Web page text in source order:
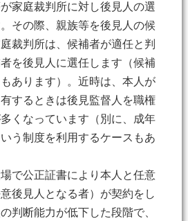
家庭裁判所に対し後見人の選
その際、親族等を後見人の候
裁判所は、候補者が適任と判
を後見人に選任します（候補
あります）。近時は、本人が
するときは後見監督人を職権
くなっています（別に、成年
う制度を利用するケースもあ
で公正証書により本人と任意
後見人となる者）が契約をし
判断能力が低下した段階で、